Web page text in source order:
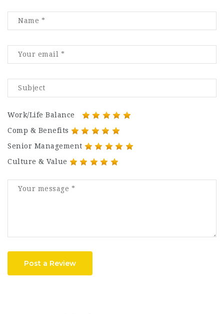
Work/Life Balance
Comp & Benefits
Senior Management
Culture & Value
Post a Review